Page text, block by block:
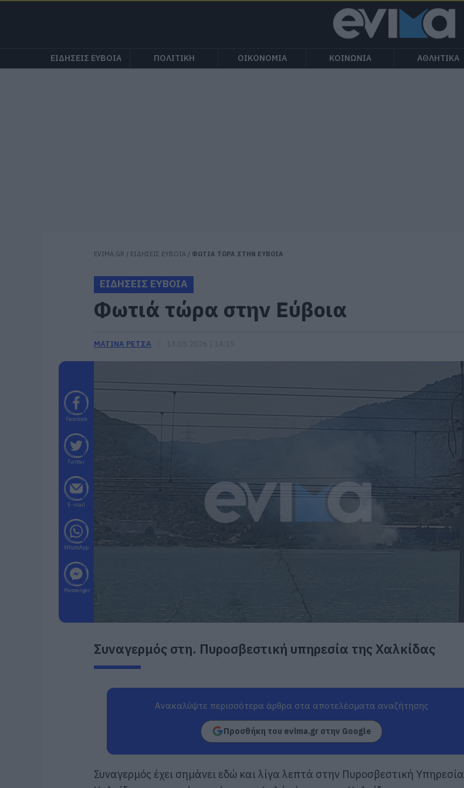
ΕΙΔΗΣΕΙΣ ΕΥΒΟΙΑ ΠΟΛΙΤΙΚΗ ΟΙΚΟΝΟΜΙΑ ΚΟΙΝΩΝΙΑ ΑΘΛΗΤΙΚΑ
EVIMA.GR / ΕΙΔΗΣΕΙΣ ΕΥΒΟΙΑ / ΦΩΤΙΑ ΤΩΡΑ ΣΤΗΝ ΕΥΒΟΙΑ
ΕΙΔΗΣΕΙΣ ΕΥΒΟΙΑ
Φωτιά τώρα στην Εύβοια
ΜΑΤΙΝΑ ΡΕΤΣΑ
Facebook
Twitter
E-mail
WhatsApp
Messenger
Συναγερμός στη. Πυροσβεστική υπηρεσία της Χαλκίδας
Ανακαλύψτε περισσότερα άρθρα στα αποτελέσματα αναζήτησης
Προσθήκη του evima.gr στην Google
Συναγερμός έχει σημάνει εδώ και λίγα λεπτά στην Πυροσβεστική Υπηρεσία